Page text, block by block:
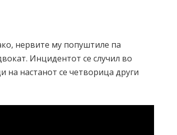
нервите му попуштиле па
Инцидентот се случил во
на настанот се четворица други